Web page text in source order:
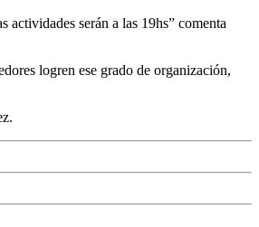
serán a las 19hs” comenta
logren ese grado de organización,